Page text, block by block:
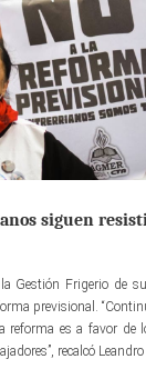
siguen
Gestión Frigerio de
previsional.
reforma es a favor de
recalcó